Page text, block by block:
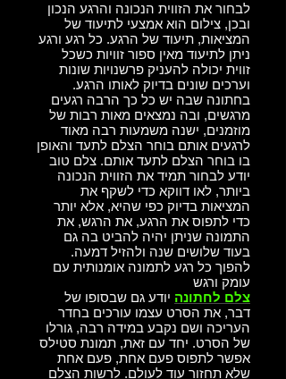
לבחור את הזווית הנכונה והרגע הנכון
ובכן, צילום הוא אמצעי לתיעוד של
המציאות, תיעוד של הרגע. כל רגע ורגע
ניתן לתיעוד מאין ספור זוויות כשכל
זווית יכולה להעניק פרשנויות שונות
וערכים שונים בדיוק לאותו הרגע.
בחתונה שבה יש כל כך הרבה רגעים
מרגשים, ובה נמצאים מאות רבות של
מוזמנים, ישנה משמעות רבה מאוד
לרגעים אותם בוחר הצלם לתעד והאופן
בו בוחר הצלם לתעד אותם. צלם טוב
יודע לבחור תמיד את הזווית הנכונה
ביותר, לאו דווקא כדי לשקף את
המציאות בדיוק כפי שהיא, אלא יותר
כדי לתפוס את הרגע, את הרגש, את
התמונה שניתן יהיה להביט בה גם
בעוד שלושים שנה ולהזיל דמעה.
להפוך כל רגע לתמונה אומנותית עם
עומק ורגש
צלם לחתונה יודע גם שבסופו של
דבר, את הסרט עצמו עורכים בחדר
העריכה ושם נקבע במידה רבה, גורלו
של הסרט. יחד עם זאת, תמונת סטילס
אפשר לתפוס פעם אחת, פעם אחת
שלא תחזור עוד לעולם. לרשות הצלם